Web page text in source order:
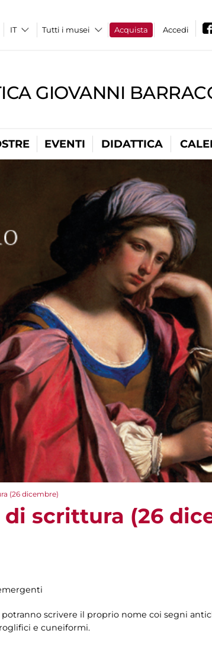
Tutti i musei Acquista Accedi
GIOVANNI
EVENTI DIDATTICA
(26 dicembre)
scrittura (26
scrivere il proprio nome coi segni
e cuneiformi.